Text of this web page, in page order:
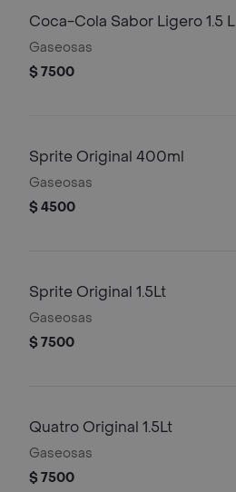
Coca-Cola Sabor Ligero 1.5 L
Gaseosas
$ 7500
Sprite Original 400ml
Gaseosas
$ 4500
Sprite Original 1.5Lt
Gaseosas
$ 7500
Quatro Original 1.5Lt
Gaseosas
$ 7500